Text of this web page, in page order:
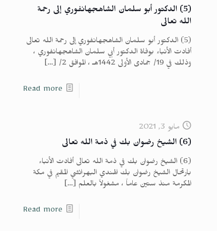
(5) الدكتور أبو سلمان الشاهجهانفوري إلى رحمة
الله تعالى
(5) الدكتور أبو سلمان الشاهجهانفوري إلى رحمة الله تعالى
أفادت الأنباء بوفاة الدكتور أبي سلمان الشاهجهانفوري ،
وذلك في 19/ جمادى الأولى 1442هـ ، الموافق 2/
[…]
Read more
مايو 3, 2021
(6) الشيخ رضوان بك في ذمة الله تعالى
(6) الشيخ رضوان بك في ذمة الله تعالى أفادت الأنباء
بارتحال الشيخ رضوان بك الهندي البهرائشي المقيم في مكة
المكرمة منذ ستين عاماً ، مشغولاً بالعلم […]
Read more